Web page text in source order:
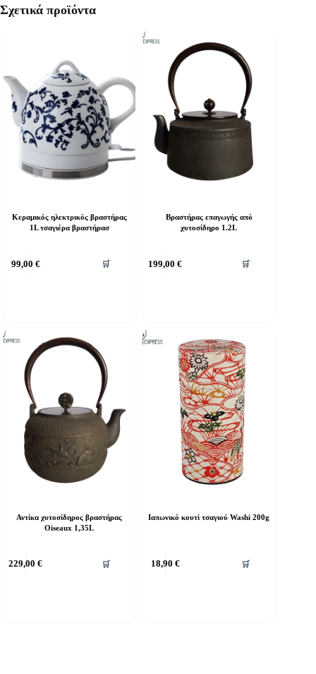
Σχετικά προϊόντα
Κεραμικός ηλεκτρικός βραστήρας
1L τσαγιέρα βραστήρασ
99,00 € 🛒
Βραστήρας επαγωγής από
χυτοσίδηρο 1.2L
199,00€ 🛒
Αντίκα χυτοσίδηρος βραστήρας
Oiseaux 1,35L
229,00€ 🛒
Ιαπωνικό κουτί τσαγιού Washi 200g
18,90 € 🛒